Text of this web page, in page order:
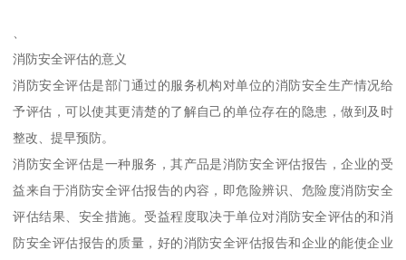
消防安全评估的意义
消防安全评估是部门通过的服务机构对单位的消防安全生产情况给
予评估，可以使其更清楚的了解自己的单位存在的隐患，做到及时
整改、提早预防。
消防安全评估是一种服务，其产品是消防安全评估报告，企业的受
益来自于消防安全评估报告的内容，即危险辨识、危险度消防安全
评估结果、安全措施。受益程度取决于单位对消防安全评估的和消
防安全评估报告的质量，好的消防安全评估报告和企业的能使企业